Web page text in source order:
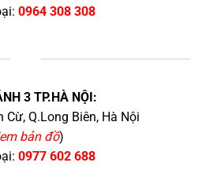
0964 308 308
3 TP.HÀ NỘI:
Cừ, Q.Long Biên, Hà Nội
bản đồ)
0977 602 688